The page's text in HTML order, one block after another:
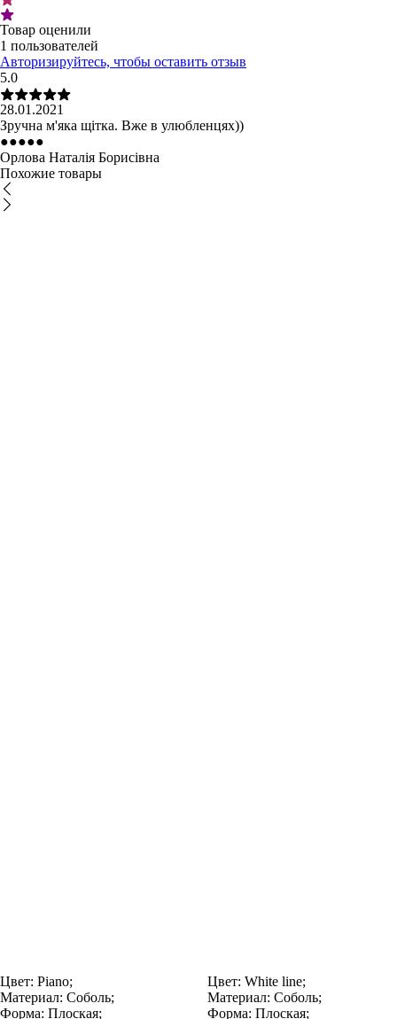
Товар оценили
1 пользователей
Авторизируйтесь, чтобы оставить отзыв
5.0
28.01.2021
Зручна м'яка щітка. Вже в улюбленцях))
●●●●●
Орлова Наталія Борисівна
Похожие товары
Цвет: Piano;
Материал: Соболь;
Форма: Плоская;
Цвет: White line;
Материал: Соболь;
Форма: Плоская;